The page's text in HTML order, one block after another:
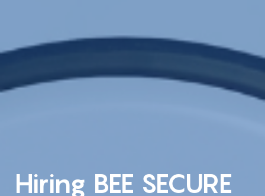
Hiring BEE SECURE